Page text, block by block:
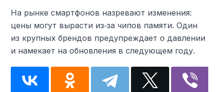
На рынке смартфонов назревают изменения:
цены могут вырасти из‑за чипов памяти. Один
из крупных брендов предупреждает о давлении
и намекает на обновления в следующем году.